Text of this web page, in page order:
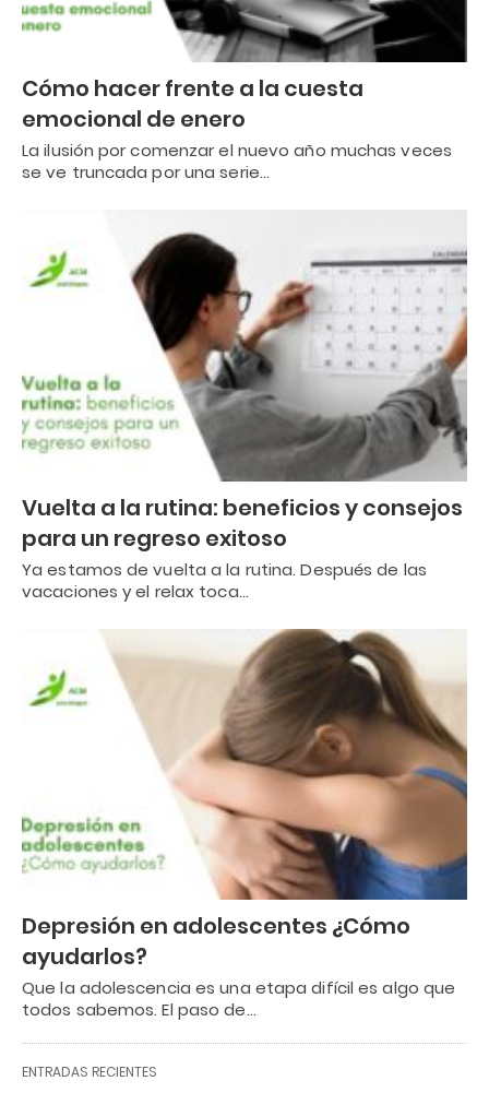
Cómo hacer frente a la cuesta
emocional de enero
La ilusión por comenzar el nuevo año muchas veces
se ve truncada por una serie…
Vuelta a la rutina: beneficios y consejos
para un regreso exitoso
Ya estamos de vuelta a la rutina. Después de las
vacaciones y el relax toca…
Depresión en adolescentes ¿Cómo
ayudarlos?
Que la adolescencia es una etapa difícil es algo que
todos sabemos. El paso de…
ENTRADAS RECIENTES